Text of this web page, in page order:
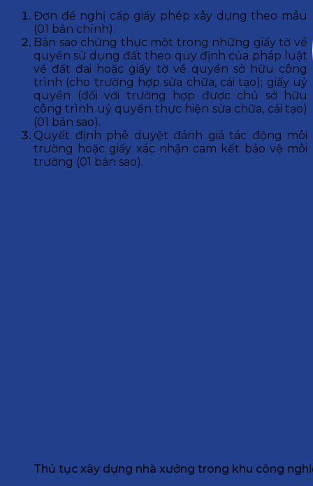
Đơn đề nghị cấp giấy phép xây dựng theo mẫu
(01 bản chính).
Bản sao chứng thực một trong những giấy tờ về
quyền sử dụng đất theo quy định của pháp luật
về đất đai hoặc giấy tờ về quyền sở hữu công
trình (cho trường hợp sửa chữa, cải tạo); giấy uỷ
quyền (đối với trường hợp được chủ sở hữu
công trình uỷ quyền thực hiện sửa chữa, cải tạo)
(01 bản sao).
Quyết định phê duyệt đánh giá tác động môi
trường hoặc giấy xác nhận cam kết bảo vệ môi
trường (01 bản sao).
Thủ tục xây dựng nhà xưởng trong khu công